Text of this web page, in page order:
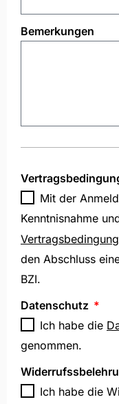
Bemerkungen
Mit der
Kenntnisnahme
den Abschluss
BZI.
Datenschutz
Ich habe die
genommen.
Ich habe die